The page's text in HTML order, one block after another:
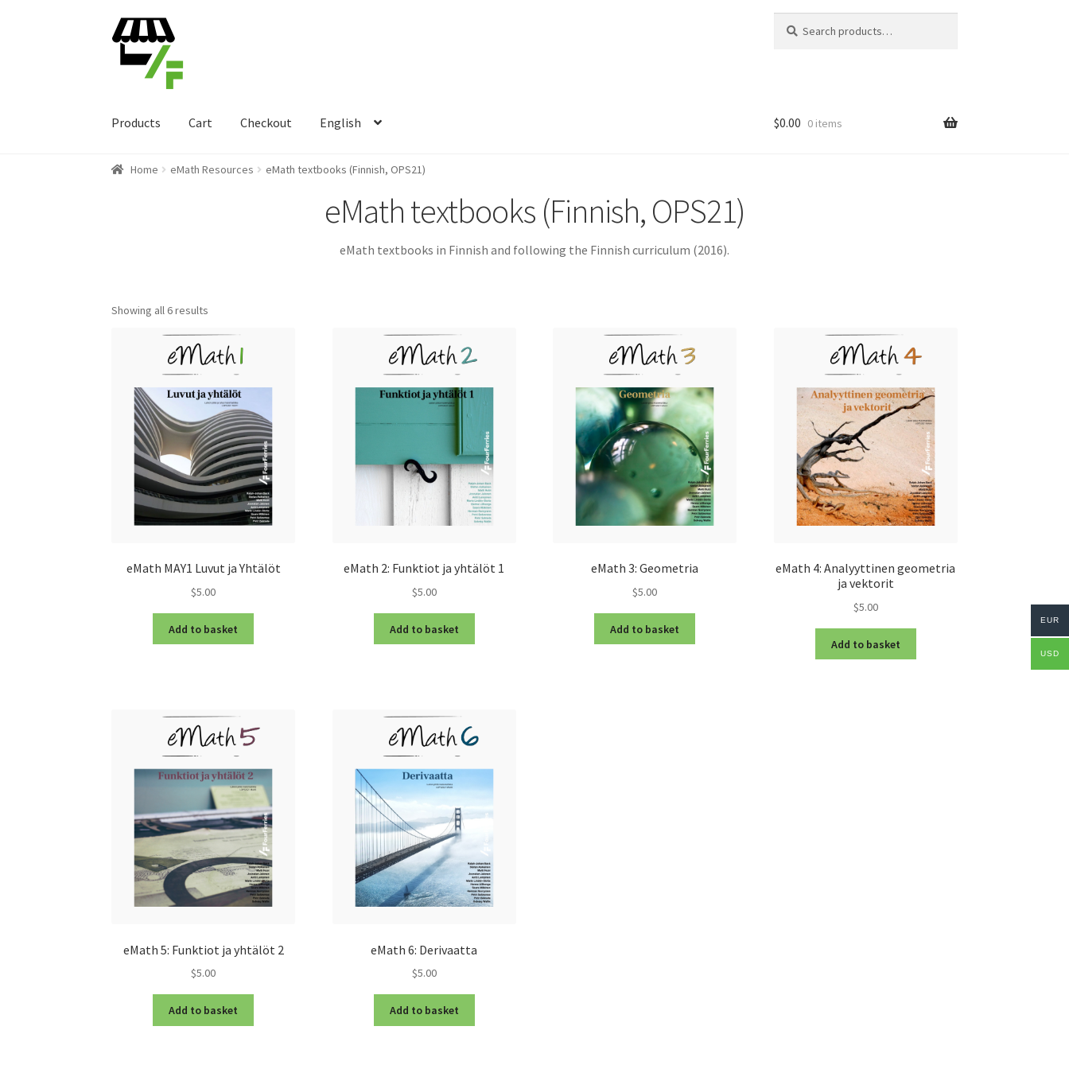
Skip
to
navigation
Skip
to
content
for:
Products Cart Checkout English $0.00 0 items
Home eMath Resources eMath textbooks (Finnish, OPS21)
eMath textbooks (Finnish, OPS21)
eMath textbooks in Finnish and following the Finnish curriculum (2016).
Showing all 6 results
eMath MAY1 Luvut ja Yhtälöt
$5.00
Add to basket
eMath 2: Funktiot ja yhtälöt 1
$5.00
Add to basket
eMath 3: Geometria
$5.00
Add to basket
eMath 4: Analyyttinen geometria
ja vektorit
$5.00
Add to basket
eMath 5: Funktiot ja yhtälöt 2
$5.00
Add to basket
eMath 6: Derivaatta
$5.00
Add to basket
EUR
USD